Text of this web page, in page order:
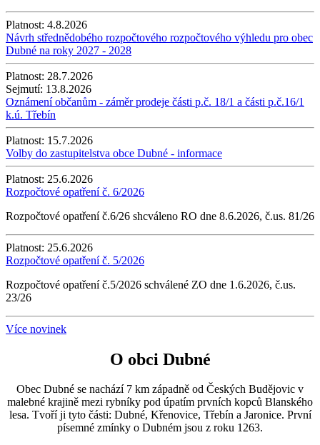
Platnost: 4.8.2026
Návrh střednědobého rozpočtového rozpočtového výhledu pro obec
Dubné na roky 2027 - 2028
Platnost: 28.7.2026
Sejmutí: 13.8.2026
Oznámení občanům - záměr prodeje části p.č. 18/1 a části p.č.16/1
k.ú. Třebín
Platnost: 15.7.2026
Volby do zastupitelstva obce Dubné - informace
Platnost: 25.6.2026
Rozpočtové opatření č. 6/2026
Rozpočtové opatření č.6/26 shcváleno RO dne 8.6.2026, č.us. 81/26
Platnost: 25.6.2026
Rozpočtové opatření č. 5/2026
Rozpočtové opatření č.5/2026 schválené ZO dne 1.6.2026, č.us.
23/26
Více novinek
O obci Dubné
Obec Dubné se nachází 7 km západně od Českých Budějovic v
malebné krajině mezi rybníky pod úpatím prvních kopců Blanského
lesa. Tvoří ji tyto části: Dubné, Křenovice, Třebín a Jaronice. První
písemné zmínky o Dubném jsou z roku 1263.